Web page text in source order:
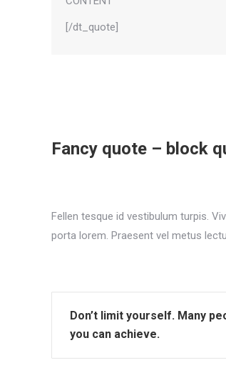
[/dt_quote]
Fancy quote – block
Fellen tesque id vestibulum turpis.
porta lorem. Praesent vel metus
Don’t limit yourself. Many
you can achieve.